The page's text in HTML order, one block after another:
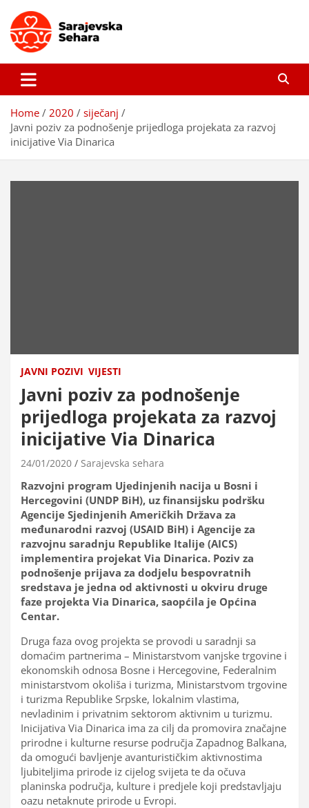
content
Sarajevska sehara
Home 2020
siječanj
Javni poziv za podnošenje prijedloga projekata za razvoj
inicijative Via Dinarica
JAVNI POZIVI VIJESTI
Javni poziv za podnošenje
prijedloga projekata za razvoj
inicijative Via Dinarica
24/01/2020 Sarajevska sehara
Razvojni program Ujedinjenih nacija u Bosni i
Hercegovini (UNDP BiH), uz finansijsku podršku
Agencije Sjedinjenih Američkih Država za
međunarodni razvoj (USAID BiH) i Agencije za
razvojnu saradnju Republike Italije (AICS)
implementira projekat Via Dinarica. Poziv za
podnošenje prijava za dodjelu bespovratnih
sredstava je jedna od aktivnosti u okviru druge
faze projekta Via Dinarica, saopćila je Općina
Centar.
Druga faza ovog projekta se provodi u saradnji sa
domaćim partnerima – Ministarstvom vanjske trgovine i
ekonomskih odnosa Bosne i Hercegovine, Federalnim
ministarstvom okoliša i turizma, Ministarstvom trgovine
i turizma Republike Srpske, lokalnim vlastima,
nevladinim i privatnim sektorom aktivnim u turizmu.
Inicijativa Via Dinarica ima za cilj da promovira značajne
prirodne i kulturne resurse područja Zapadnog Balkana,
da omogući bavljenje avanturističkim aktivnostima
ljubiteljima prirode iz cijelog svijeta te da očuva
planinska područja, kulture i predjele koji predstavljaju
oazu netaknute prirode u Evropi.